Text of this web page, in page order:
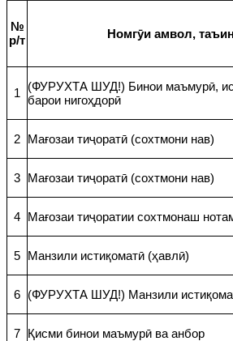
№
р/т
Номгӯи амвол,
1
(ФУРУХТА ШУД!) Бинои маъмурӣ,
барои нигоҳдорӣ
2 Мағозаи тиҷоратӣ (сохтмони нав)
3 Мағозаи тиҷоратӣ (сохтмони нав)
4 Мағозаи тиҷоратии сохтмонаш
5 Манзили истиқоматӣ (ҳавлӣ)
6 (ФУРУХТА ШУД!) Манзили
7 Қисми бинои маъмурӣ ва анбор